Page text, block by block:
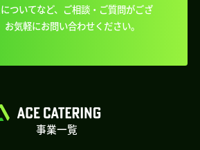
ついてなど、ご相談・ご質問がござ
お気軽にお問い合わせください。
事業一覧